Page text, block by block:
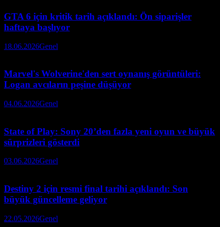
GTA 6 için kritik tarih açıklandı: Ön siparişler
haftaya başlıyor
18.06.2026Genel
Marvel's Wolverine'den sert oynanış görüntüleri:
Logan avcıların peşine düşüyor
04.06.2026Genel
State of Play: Sony 20’den fazla yeni oyun ve büyük
sürprizleri gösterdi
03.06.2026Genel
Destiny 2 için resmi final tarihi açıklandı: Son
büyük güncelleme geliyor
22.05.2026Genel